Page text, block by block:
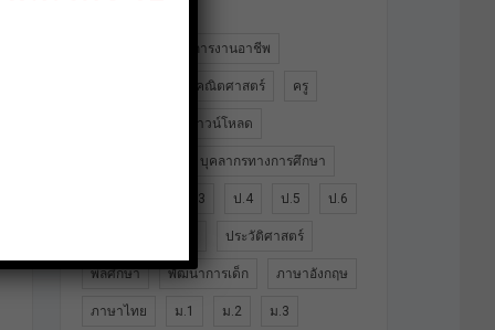
การงานอาชีพ
คณิตศาสตร์ ครู
ดาวน์โหลด
บุคลากรทางการศึกษา
ป.3 ป.4 ป.5 ป.6
ประวัติศาสตร์
พลศึกษา พัฒนาการเด็ก ภาษาอังกฤษ
ภาษาไทย ม.1 ม.2 ม.3